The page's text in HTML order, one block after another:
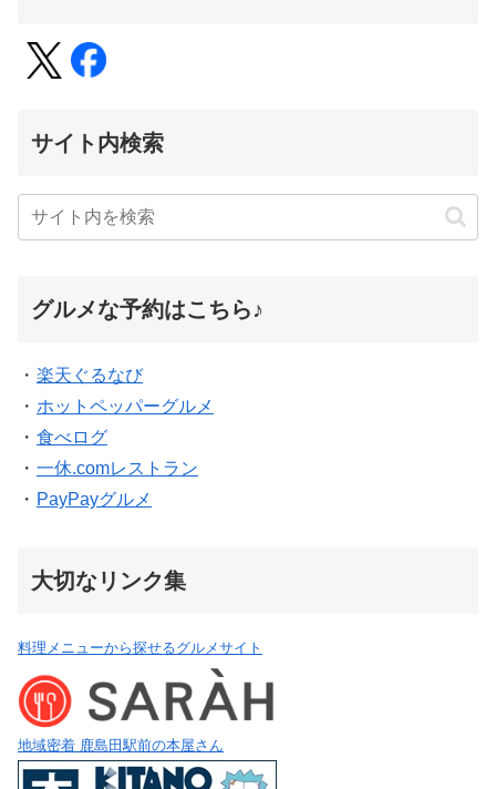
サイト内検索
グルメな予約はこちら♪
・ 楽天ぐるなび
・ ホットペッパーグルメ
・ 食べログ
・ 一休.comレストラン
・ PayPayグルメ
大切なリンク集
料理メニューから探せるグルメサイト
地域密着 鹿島田駅前の本屋さん